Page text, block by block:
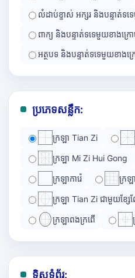
លំដាប់ខ្ទាស់ អក្សរ និងបន្ទាត់ទ
ពាក្យ និងបន្ទាត់ទទេមួយខាងក្រ
អត្ថបទ និងបន្ទាត់ទទេមួយខាងក្
ប្រភេទសន្លឹក:
ក្រឡា Tian Zi
ក្រឡា Mi Zi Hui Gong
ក្រឡាការ៉េ ក្រឡ
ក្រឡា Tian Zi ជាមួយខ្សែ
ក្រឡាពងក្រពើ
ទិសទំព័រ: